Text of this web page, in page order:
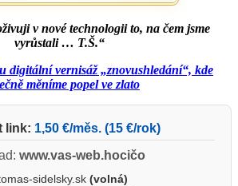
v nové technologii to, na čem jsme
vyrůstali … T.Š.“
digitální vernisáž „znovushledání“, kde
měníme popel ve zlato
link: 1,50 €/měs. (15 €/rok)
www.vas-web.hocičo
sidelsky.sk (volná)